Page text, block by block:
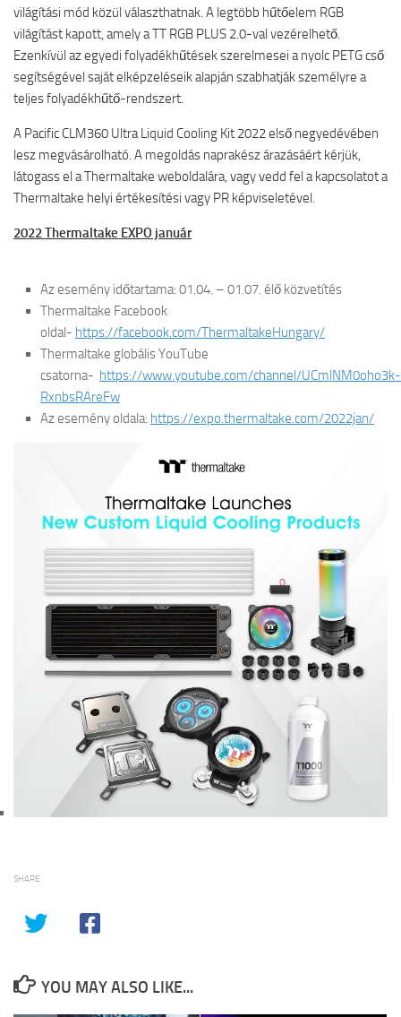
világítási mód közül választhatnak. A legtöbb hűtőelem RGB
világítást kapott, amely a TT RGB PLUS 2.0-val vezérelhető.
Ezenkívül az egyedi folyadékhűtések szerelmesei a nyolc PETG cső
segítségével saját elképzeléseik alapján szabhatják személyre a
teljes folyadékhűtő-rendszert.
A Pacific CLM360 Ultra Liquid Cooling Kit 2022 első negyedévében
lesz megvásárolható. A megoldás naprakész árazásáért kérjük,
látogass el a Thermaltake weboldalára, vagy vedd fel a kapcsolatot a
Thermaltake helyi értékesítési vagy PR képviseletével.
2022 Thermaltake EXPO január
Az esemény időtartama: 01.04. – 01.07. élő közvetítés
Thermaltake Facebook
oldal- https://facebook.com/ThermaltakeHungary/
Thermaltake globális YouTube
csatorna- https://www.youtube.com/channel/UCmlNM0oho3k-
RxnbsRAreFw
Az esemény oldala: https://expo.thermaltake.com/2022jan/
SHARE
YOU MAY ALSO LIKE...